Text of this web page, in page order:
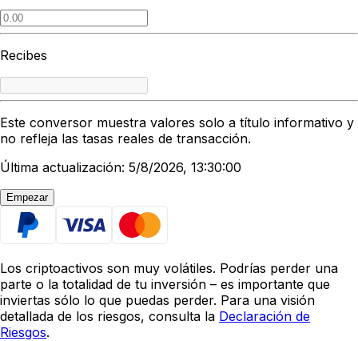
Recibes
Este conversor muestra valores solo a título informativo y
no refleja las tasas reales de transacción.
Última actualización: 5/8/2026, 13:30:00
Empezar
Los criptoactivos son muy volátiles. Podrías perder una
parte o la totalidad de tu inversión – es importante que
inviertas sólo lo que puedas perder. Para una visión
detallada de los riesgos, consulta la Declaración de
Riesgos.